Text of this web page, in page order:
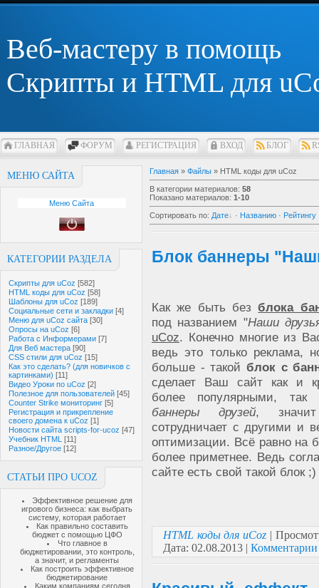
Веб-мастеру в помощь
Скрипты и HTML для
ГЛАВНАЯ ФОРУМ РЕГИСТРАЦИЯ ВХОД БЛОГ
МЕНЮ САЙТА
Меню Сайта
КАТЕГОРИИ РАЗДЕЛА
Скрипты для uCoz [582]
HTML коды для uCoz [58]
Шаблоны для uCoz [189]
Социальные сети и закладки [4]
Меню для uCoz сайта [30]
Опросы на uCoz [6]
Работа с Информерами [7]
Для Веб мастера [90]
CSS стили для uCoz [15]
Как это сделать? (для новичков с
картинками) [11]
Видео Уроки по uCoz [2]
Полезное для пользователей [45]
Counter Strike мониторинг [5]
Регистрация и прикрепление
своего домена к uCoz [1]
Новости сайта scripts-for-ucoz [47]
Учебник HTML [11]
Разное/Другое [12]
СТАТЬИ ПРО UCOZ
Эффективное решение для
игрового бизнеса: как выбрать
систему, которая работает
Как правильно составить
бюджет с помощью ЦФО
Что главное в
бюджетировании, это контроль,
а значит, и регламенты
Как построить эффективное
бюджетирование
Каким компаниям сегодня
Главная » Файлы » HTML коды для uCoz
В категории материалов: 58
Показано материалов: 1-10
Сортировать по: Дате · Названию · Рейтингу
Блок баннеры
Как же быть безблока
под названием "Наши
uCoz. Конечно многие из
ведь это только реклама,
больше - такой блок с
сделает Ваш сайт как и
более популярными, так
баннеры друзей,
сотрудничает с другими и
оптимизации. Всё равно на
более приметнее. Ведь
сайте есть свой такой блок ;)
HTML коды для uCoz |
Дата: 02.08.2013 | Комментарии